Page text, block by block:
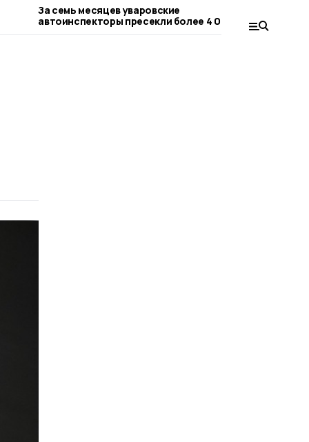
За семь месяцев уваровские
автоинспекторы пресекли более 4 000
нарушений